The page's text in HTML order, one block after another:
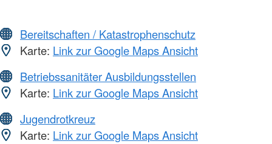
Bereitschaften / Katastrophenschutz
Karte: Link zur Google Maps Ansicht
Betriebssanitäter Ausbildungsstellen
Karte: Link zur Google Maps Ansicht
Jugendrotkreuz
Karte: Link zur Google Maps Ansicht